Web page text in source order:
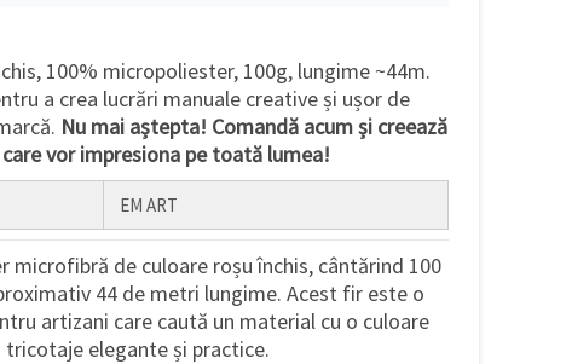
100% micropoliester, 100g, lungime ~44m.
a crea lucrări manuale creative și ușor de
Nu mai aștepta! Comandă acum și creează
vor impresiona pe toată lumea!
EM ART
microfibră de culoare roșu închis, cântărind 100
44 de metri lungime. Acest fir este o
artizani care caută un material cu o culoare
elegante și practice.